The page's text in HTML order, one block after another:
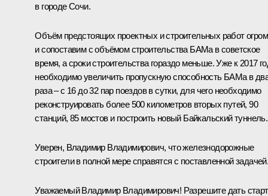
в городе Сочи.
Объём предстоящих проектных и строительных работ
и сопоставим с объёмом строительства БАМа в советское
время, а сроки строительства гораздо меньше. Уже к 2017
необходимо увеличить пропускную способность БАМа в
раза – с 16 до 32 пар поездов в сутки, для чего необходимо
реконструировать более 500 километров вторых путей, 90
станций, 85 мостов и построить новый Байкальский туннель.
Уверен, Владимир Владимирович, что железнодорожные
строители в полной мере справятся с поставленной
Уважаемый Владимир Владимирович! Разрешите дать старт